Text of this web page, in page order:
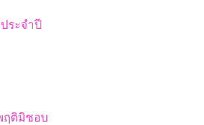
ระจำปี
ฤติมิชอบ